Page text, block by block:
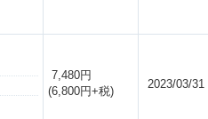
7,480円
(6,800円+税)
2023/03/31